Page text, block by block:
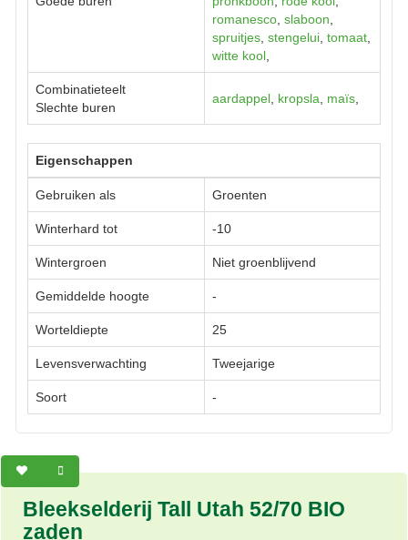
romanesco slaboon
spruitjes stengelui tomaat
witte kool
Combinatieteelt
Slechte buren
aardappel kropsla maïs
Eigenschappen
Gebruiken als Groenten
Winterhard tot -10
Wintergroen Niet groenblijvend
Gemiddelde hoogte -
Worteldiepte 25
Levensverwachting Tweejarige
Soort -
Bleekselderij Tall Utah 52/70 BIO
zaden